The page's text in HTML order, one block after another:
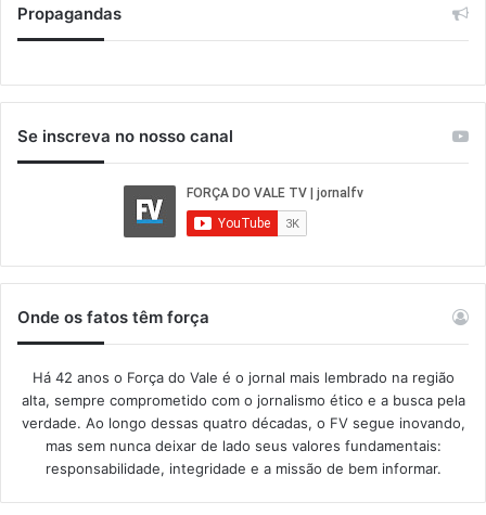
Propagandas
Se inscreva no nosso canal
Onde os fatos têm força
Há 42 anos o Força do Vale é o jornal mais lembrado na região
alta, sempre comprometido com o jornalismo ético e a busca pela
verdade. Ao longo dessas quatro décadas, o FV segue inovando,
mas sem nunca deixar de lado seus valores fundamentais:
responsabilidade, integridade e a missão de bem informar.​